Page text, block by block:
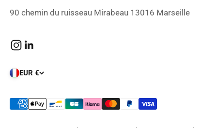
90 chemin du ruisseau Mirabeau 13016 Marseille
EUR €